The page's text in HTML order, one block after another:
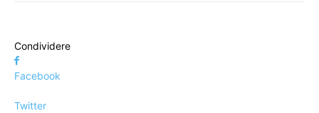
Condividere
Facebook
Twitter